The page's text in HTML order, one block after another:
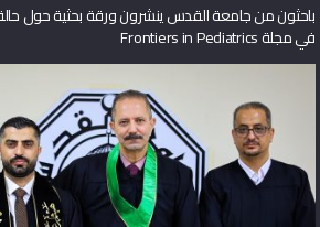
باحثون من جامعة القدس ينشرون ورقة بحثية حول حالة
في مجلة Frontiers in Pediatrics